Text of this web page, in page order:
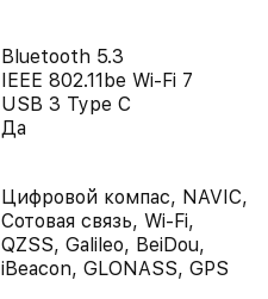
Bluetooth 5.3
IEEE 802.11be Wi-Fi 7
USB 3 Type C
Да
Цифровой компас, NAVIC,
Сотовая связь, Wi-Fi,
QZSS, Galileo, BeiDou,
iBeacon, GLONASS, GPS